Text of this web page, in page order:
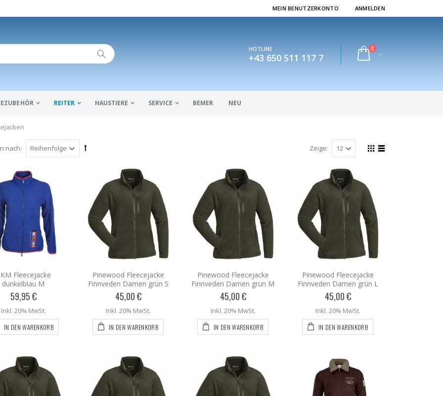
MEIN BENUTZERKONTO ANMELDEN
HOTLINE
+43 650 511 117 7
0
REITER HAUSTIERE SERVICE BEMER NEU
nach: Zeige:
Fleecejacke
dunkelblau M
59,95 €
Inkl. 20% MwSt.
IN DEN WARENKORB
Pinewood Fleecejacke
Finnveden Damen grün S
45,00 €
Inkl. 20% MwSt.
IN DEN WARENKORB
Pinewood Fleecejacke
Finnveden Damen grün M
45,00 €
Inkl. 20% MwSt.
IN DEN WARENKORB
Pinewood Fleecejacke
Finnveden Damen grün L
45,00 €
Inkl. 20% MwSt.
IN DEN WARENKORB